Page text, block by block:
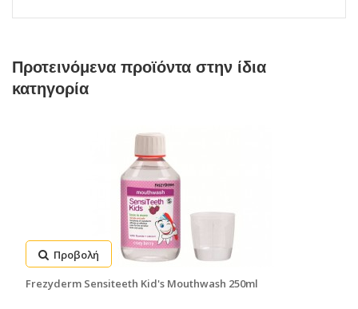
Προτεινόμενα προϊόντα στην ίδια
κατηγορία
Προβολή
Frezyderm Sensiteeth Kid's Mouthwash 250ml